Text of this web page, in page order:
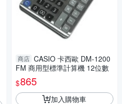
商店 CASIO 卡西歐 DM-1200
FM 商用型標準計算機 12位數
$865
加入購物車